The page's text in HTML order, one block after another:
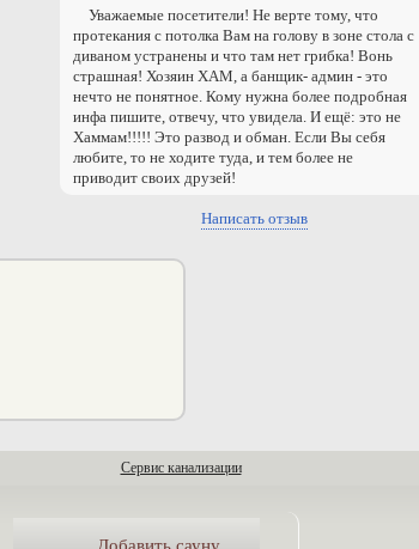
Уважаемые посетители! Не верте тому, что
протекания с потолка Вам на голову в зоне стола с
диваном устранены и что там нет грибка! Вонь
страшная! Хозяин ХАМ, а банщик- админ - это
нечто не понятное. Кому нужна более подробная
инфа пишите, отвечу, что увидела. И ещё: это не
Хаммам!!!!! Это развод и обман. Если Вы себя
любите, то не ходите туда, и тем более не
приводит своих друзей!
Написать отзыв
Сервис канализации